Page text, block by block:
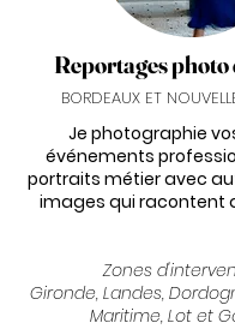
Reportages
BORDEAUX ET
Je photographie
événements
portraits métier avec
images qui racontent
Zones
Gironde, Landes,
Maritime, Lot et